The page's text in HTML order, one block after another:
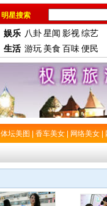
明星搜索
娱乐 八卦星闻 影视综艺
生活 游玩 美食 百味便民
体坛美图 香车美女 网络美女